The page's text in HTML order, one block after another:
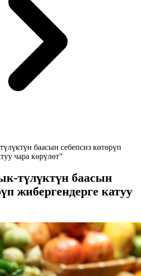
баасын себепсиз көтөрүп
чара көрүлөт"
түлүктүн баасын
жибергендерге катуу